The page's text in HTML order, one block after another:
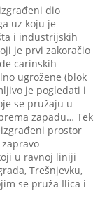
dio
uz koju je
i industrijskih
je prvi zakoračio
carinskih
ugrožene (blok
je pogledati i
se pružaju u
zapadu… Tek
prostor
u ravnoj liniji
Trešnjevku,
se pruža Ilica i